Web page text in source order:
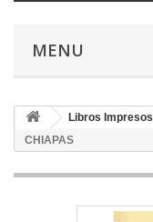
MENU
Libros Impresos
CHIAPAS